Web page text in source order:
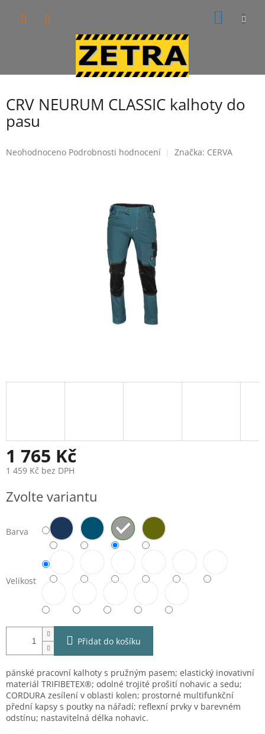
CRV NEURUM CLASSIC kalhoty do
pasu
Průměrné
Neohodnoceno Podrobnosti hodnocení Značka: CERVA
1 765 Kč
1 459 Kč bez DPH
cena:
Zvolte variantu
Barva
Velikost
Přidat do košíku
pánské pracovní kalhoty s pružným pasem; elastický inovativní
materiál TRIFIBETEX®; odolné trojité prošití nohavic a sedu;
CORDURA zesílení v oblasti kolen; prostorné multifunkční
přední kapsy s poutky na nářadí; reflexní prvky v barevném
odstínu; nastavitelná délka nohavic.